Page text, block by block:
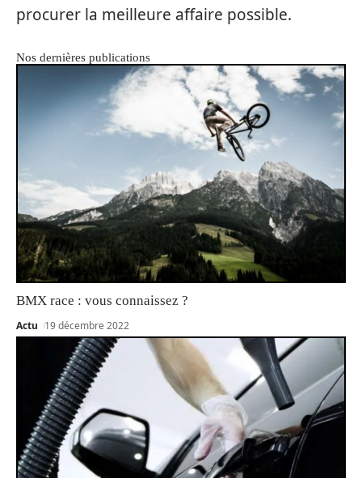
procurer la meilleure affaire possible.
Nos dernières publications
BMX race : vous connaissez ?
Actu 19 décembre 2022